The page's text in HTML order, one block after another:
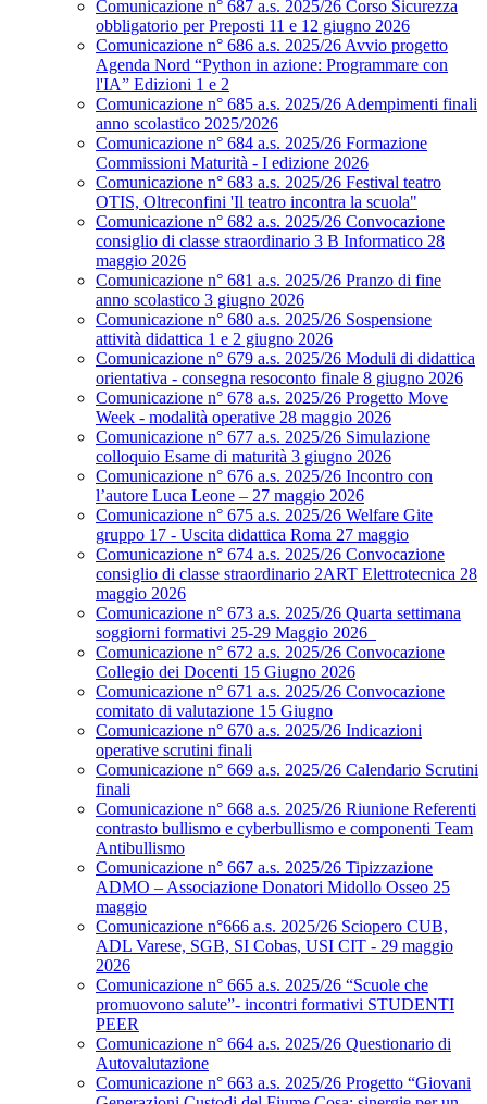
Comunicazione n° 687 a.s. 2025/26 Corso Sicurezza
obbligatorio per Preposti 11 e 12 giugno 2026
Comunicazione n° 686 a.s. 2025/26 Avvio progetto
Agenda Nord “Python in azione: Programmare con
l'IA” Edizioni 1 e 2
Comunicazione n° 685 a.s. 2025/26 Adempimenti finali
anno scolastico 2025/2026
Comunicazione n° 684 a.s. 2025/26 Formazione
Commissioni Maturità - I edizione 2026
Comunicazione n° 683 a.s. 2025/26 Festival teatro
OTIS, Oltreconfini 'Il teatro incontra la scuola"
Comunicazione n° 682 a.s. 2025/26 Convocazione
consiglio di classe straordinario 3 B Informatico 28
maggio 2026
Comunicazione n° 681 a.s. 2025/26 Pranzo di fine
anno scolastico 3 giugno 2026
Comunicazione n° 680 a.s. 2025/26 Sospensione
attività didattica 1 e 2 giugno 2026
Comunicazione n° 679 a.s. 2025/26 Moduli di didattica
orientativa - consegna resoconto finale 8 giugno 2026
Comunicazione n° 678 a.s. 2025/26 Progetto Move
Week - modalità operative 28 maggio 2026
Comunicazione n° 677 a.s. 2025/26 Simulazione
colloquio Esame di maturità 3 giugno 2026
Comunicazione n° 676 a.s. 2025/26 Incontro con
l’autore Luca Leone – 27 maggio 2026
Comunicazione n° 675 a.s. 2025/26 Welfare Gite
gruppo 17 - Uscita didattica Roma 27 maggio
Comunicazione n° 674 a.s. 2025/26 Convocazione
consiglio di classe straordinario 2ART Elettrotecnica 28
maggio 2026
Comunicazione n° 673 a.s. 2025/26 Quarta settimana
soggiorni formativi 25-29 Maggio 2026
Comunicazione n° 672 a.s. 2025/26 Convocazione
Collegio dei Docenti 15 Giugno 2026
Comunicazione n° 671 a.s. 2025/26 Convocazione
comitato di valutazione 15 Giugno
Comunicazione n° 670 a.s. 2025/26 Indicazioni
operative scrutini finali
Comunicazione n° 669 a.s. 2025/26 Calendario Scrutini
finali
Comunicazione n° 668 a.s. 2025/26 Riunione Referenti
contrasto bullismo e cyberbullismo e componenti Team
Antibullismo
Comunicazione n° 667 a.s. 2025/26 Tipizzazione
ADMO – Associazione Donatori Midollo Osseo 25
maggio
Comunicazione n°666 a.s. 2025/26 Sciopero CUB,
ADL Varese, SGB, SI Cobas, USI CIT - 29 maggio
2026
Comunicazione n° 665 a.s. 2025/26 “Scuole che
promuovono salute”- incontri formativi STUDENTI
PEER
Comunicazione n° 664 a.s. 2025/26 Questionario di
Autovalutazione
Comunicazione n° 663 a.s. 2025/26 Progetto “Giovani